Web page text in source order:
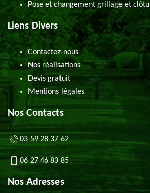
Pose et changement grillage et
Liens Divers
Contactez-nous
Nos réalisations
Devis gratuit
Mentions légales
Nos Contacts
03 59 28 37 62
06 27 46 83 85
Nos Adresses